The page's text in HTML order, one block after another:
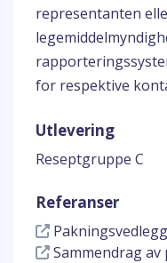
representanten
for respektive
Utlevering
Reseptgruppe C
Referanser
Pakningsvedlegg
Sammendrag